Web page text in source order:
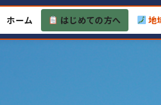
ホーム はじめての方へ 地